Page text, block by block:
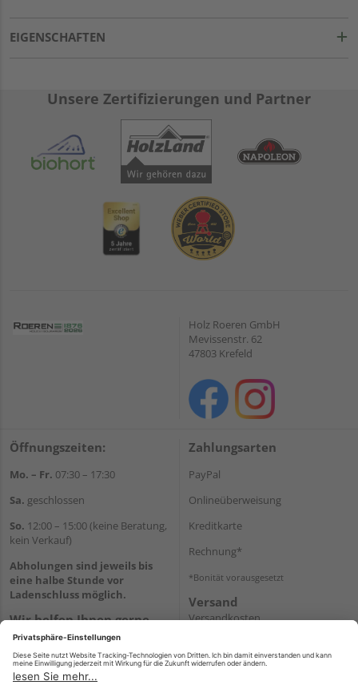
EIGENSCHAFTEN
Unsere Zertifizierungen und Partner
Holz Roeren GmbH
Mevissenstr. 62
47803 Krefeld
Öffnungszeiten:
Mo. – Fr. 07:30 – 17:30
Sa. geschlossen
So. 12:00 – 15:00 (keine Beratung,
kein Verkauf)
Abholungen sind jeweils bis
eine halbe Stunde vor
Ladenschluss möglich.
Wir helfen Ihnen gerne
weiter
Tel.:+49 2151 8787-70
E-Mail:onlineshop@holz-
roeren.de
Zahlungsarten
PayPal
Onlineüberweisung
Kreditkarte
Rechnung*
*Bonität vorausgesetzt
Versand
Versandkosten